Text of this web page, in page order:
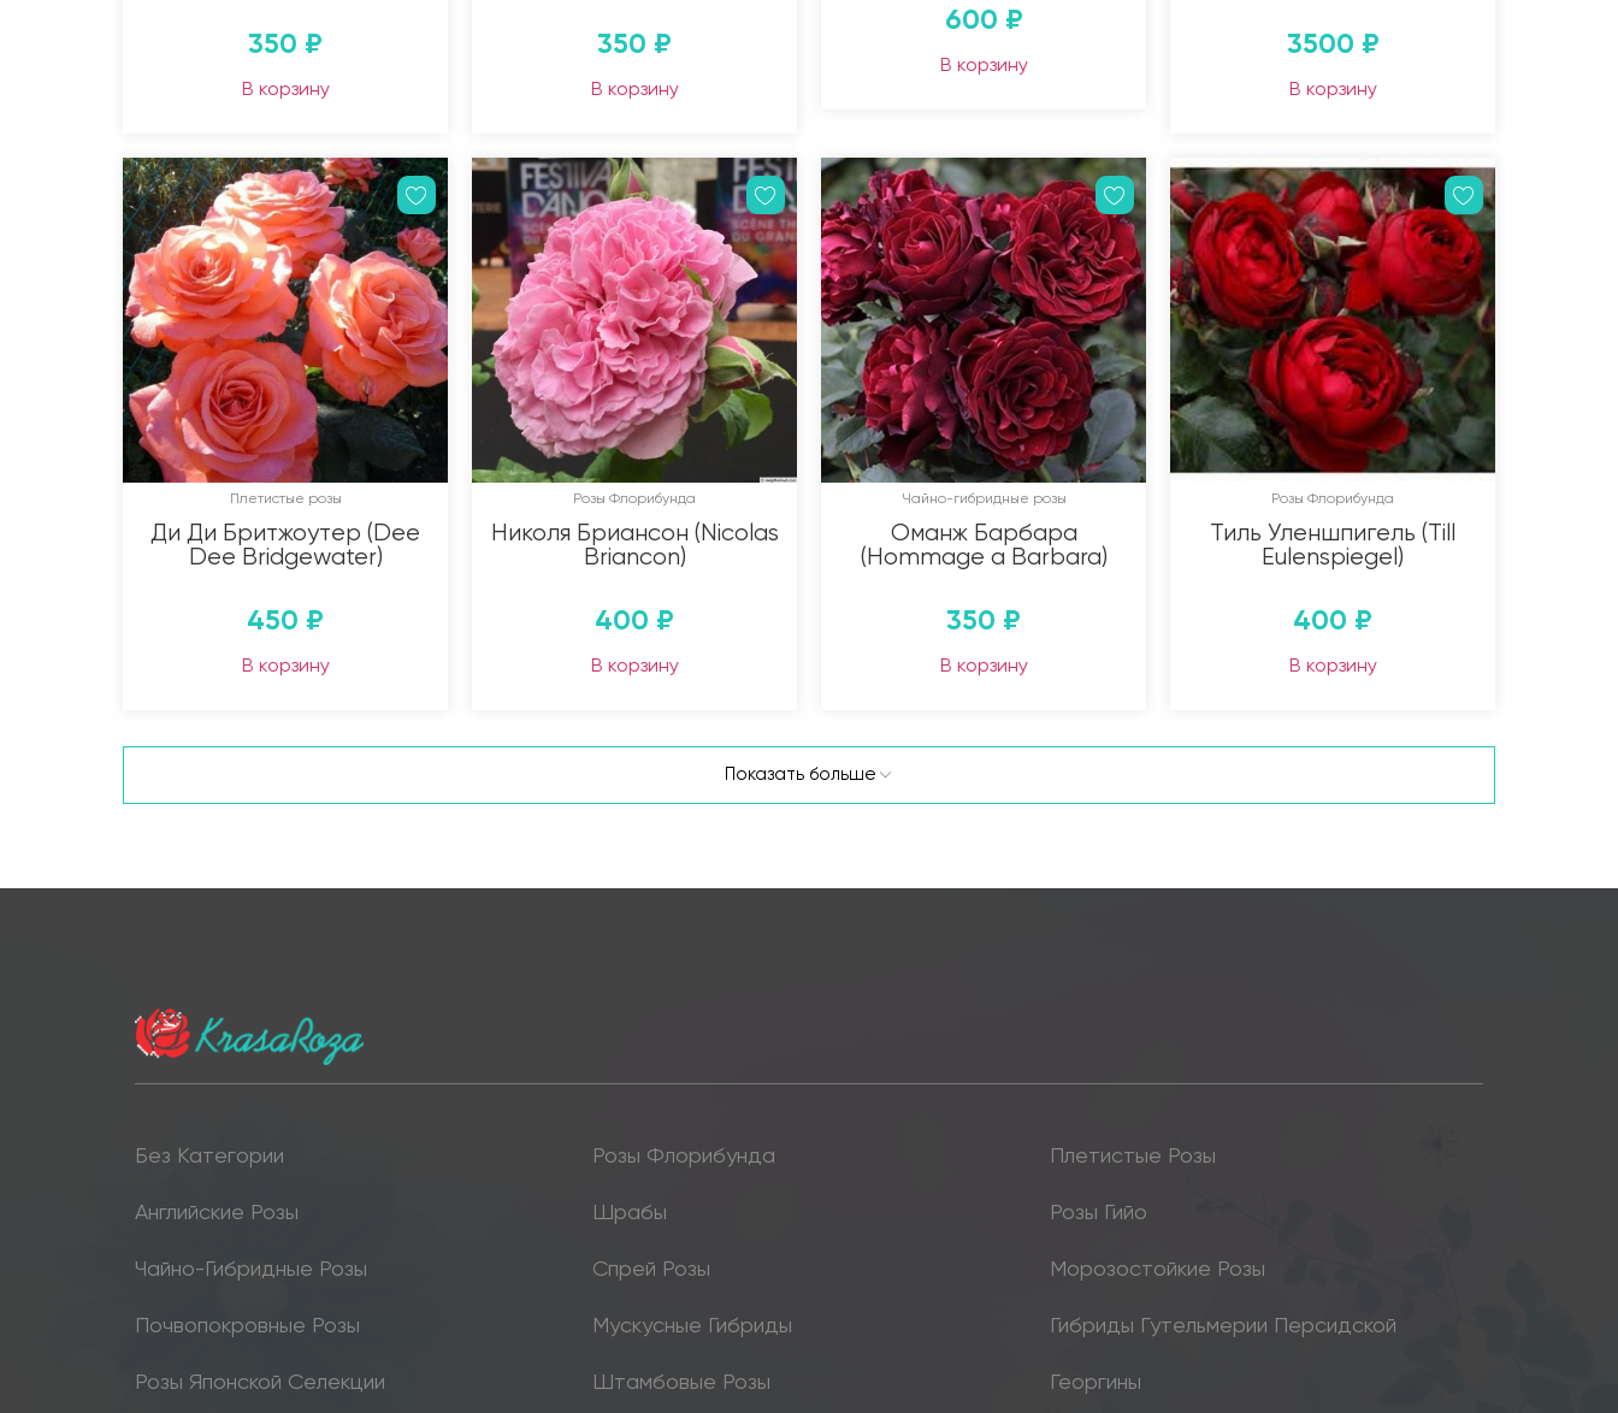
350 ₽
В корзину
350 ₽
В корзину
600 ₽
В корзину
3500 ₽
В корзину
Плетистые розы
Ди Ди Бритжоутер (Dee
Dee Bridgewater)
450 ₽
В корзину
Розы Флорибунда
Николя Бриансон (Nicolas
Briancon)
400 ₽
В корзину
Чайно-гибридные розы
Оманж Барбара
(Hommage a Barbara)
350 ₽
В корзину
Розы Флорибунда
Тиль Уленшпигель (Till
Eulenspiegel)
400 ₽
В корзину
Показать больше
Без Категории Розы Флорибунда Плетистые Розы
Английские Розы Шрабы Розы Гийо
Чайно-Гибридные Розы Спрей Розы Морозостойкие Розы
Почвопокровные Розы Мускусные Гибриды Гибриды Гутельмерии Персидской
Розы Японской Селекции Штамбовые Розы Георгины